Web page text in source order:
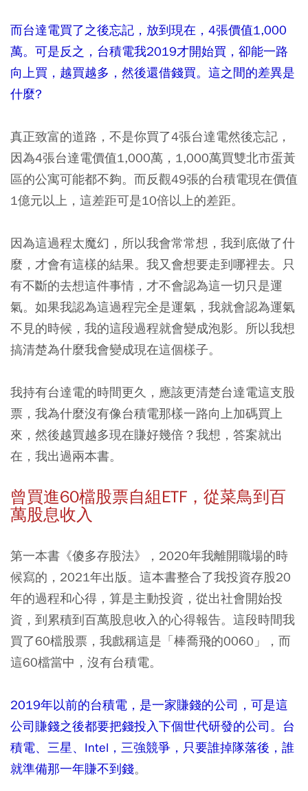
而台達電買了之後忘記，放到現在，4張價值1,000
萬。可是反之，台積電我2019才開始買，卻能一路
向上買，越買越多，然後還借錢買。這之間的差異是
什麼?
真正致富的道路，不是你買了4張台達電然後忘記，
因為4張台達電價值1,000萬，1,000萬買雙北市蛋黃
區的公寓可能都不夠。而反觀49張的台積電現在價值
1億元以上，這差距可是10倍以上的差距。
因為這過程太魔幻，所以我會常常想，我到底做了什
麼，才會有這樣的結果。我又會想要走到哪裡去。只
有不斷的去想這件事情，才不會認為這一切只是運
氣。如果我認為這過程完全是運氣，我就會認為運氣
不見的時候，我的這段過程就會變成泡影。所以我想
搞清楚為什麼我會變成現在這個樣子。
我持有台達電的時間更久，應該更清楚台達電這支股
票，我為什麼沒有像台積電那樣一路向上加碼買上
來，然後越買越多現在賺好幾倍？我想，答案就出
在，我出過兩本書。
曾買進60檔股票自組ETF，從菜鳥到百
萬股息收入
第一本書《傻多存股法》，2020年我離開職場的時
候寫的，2021年出版。這本書整合了我投資存股20
年的過程和心得，算是主動投資，從出社會開始投
資，到累積到百萬股息收入的心得報告。這段時間我
買了60檔股票，我戲稱這是「棒喬飛的0060」，而
這60檔當中，沒有台積電。
2019年以前的台積電，是一家賺錢的公司，可是這
公司賺錢之後都要把錢投入下個世代研發的公司。台
積電、三星、Intel，三強競爭，只要誰掉隊落後，誰
就準備那一年賺不到錢。